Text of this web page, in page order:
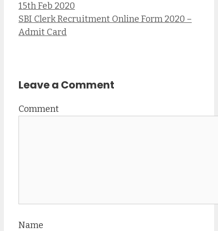
15th Feb 2020
SBI Clerk Recruitment Online Form 2020 –
Admit Card
Leave a Comment
Comment
Name